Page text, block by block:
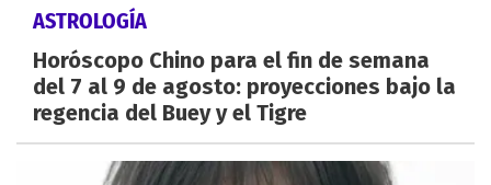
ASTROLOGÍA
Horóscopo Chino para el fin de semana
del 7 al 9 de agosto: proyecciones bajo la
regencia del Buey y el Tigre